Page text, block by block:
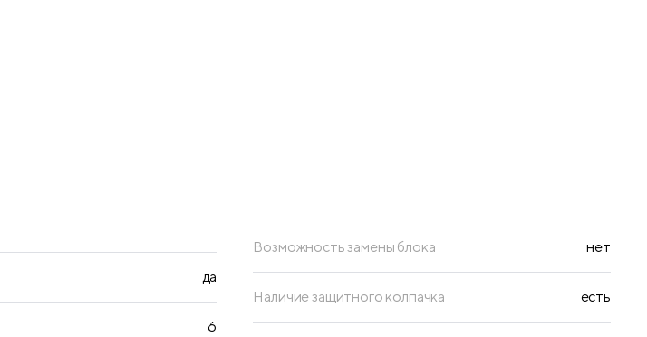
да
6
Возможность замены блока нет
Наличие защитного колпачка есть